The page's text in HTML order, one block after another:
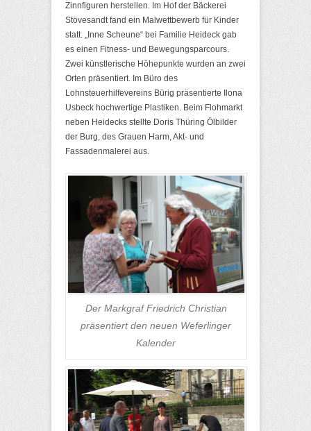
Zinnfiguren herstellen. Im Hof der Bäckerei
Stövesandt fand ein Malwettbewerb für Kinder
statt. „Inne Scheune“ bei Familie Heideck gab
es einen Fitness- und Bewegungsparcours.
Zwei künstlerische Höhepunkte wurden an zwei
Orten präsentiert. Im Büro des
Lohnsteuerhilfevereins Bürig präsentierte Ilona
Usbeck hochwertige Plastiken. Beim Flohmarkt
neben Heidecks stellte Doris Thüring Ölbilder
der Burg, des Grauen Harm, Akt- und
Fassadenmalerei aus.
Der Markgraf Friedrich Christian
präsentiert den neuen Weferlinger
Kalender